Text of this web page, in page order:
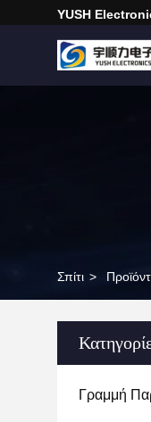
YUSH
Σπίτι >
Γραμμή